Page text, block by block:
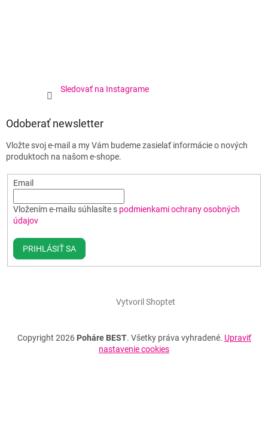
Sledovať na Instagrame
Odoberať newsletter
Vložte svoj e-mail a my Vám budeme zasielať informácie o nových
produktoch na našom e-shope.
Email
Vložením e-mailu súhlasíte s podmienkami ochrany osobných
údajov
PRIHLÁSIŤ SA
Vytvoril Shoptet
Copyright 2026 Poháre BEST. Všetky práva vyhradené. Upraviť
nastavenie cookies